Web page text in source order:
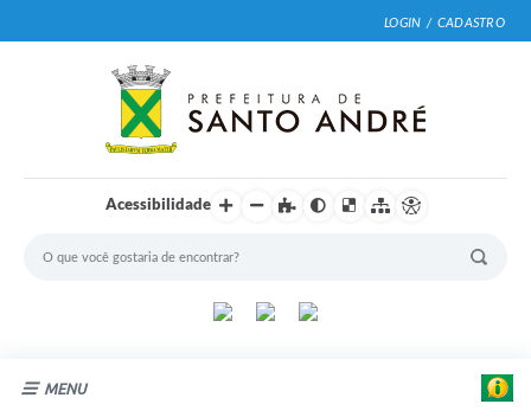
LOGIN / CADASTRO
Acessibilidade
MENU